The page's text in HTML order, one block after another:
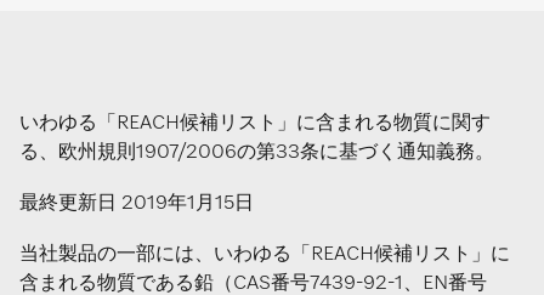
いわゆる「REACH候補リスト」に含まれる物質に関す
る、欧州規則1907/2006の第33条に基づく通知義務。
最終更新日 2019年1月15日
当社製品の一部には、いわゆる「REACH候補リスト」に
含まれる物質である鉛（CAS番号7439-92-1、EN番号